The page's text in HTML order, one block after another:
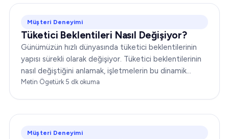
Müşteri Deneyimi
Tüketici Beklentileri Nasıl Değişiyor?
Günümüzün hızlı dünyasında tüketici beklentilerinin
yapısı sürekli olarak değişiyor. Tüketici beklentilerinin
nasıl değiştiğini anlamak, işletmelerin bu dinamik
ortamda başarılı olabilmesi için kritik öneme sahip...
Metin Ögetürk·5 dk okuma
Müşteri Deneyimi